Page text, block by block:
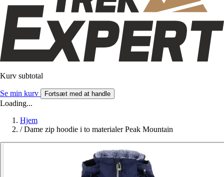
Kurv subtotal
Se min kurv Fortsæt med at handle
Loading...
Hjem
/ Dame zip hoodie i to materialer Peak Mountain